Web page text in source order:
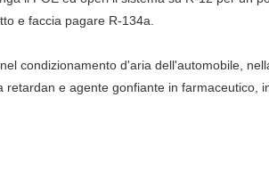
e faccia pagare R-134a.
condizionamento d'aria dell'automobile,
e agente gonfiante in farmaceutico,